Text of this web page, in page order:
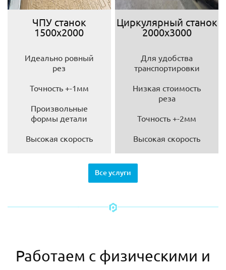
ЧПУ станок
1500х2000
Идеально ровный
рез
Точность +-1мм
Произвольные
формы детали
Высокая скорость
Циркулярный станок
2000х3000
Для удобства
транспортировки
Низкая стоимость
реза
Точность +-2мм
Высокая скорость
Все услуги
Работаем с физическими и